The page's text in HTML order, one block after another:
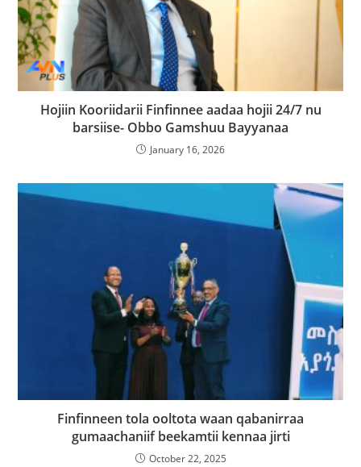
Hojiin Kooriidarii Finfinnee aadaa hojii 24/7 nu
barsiise- Obbo Gamshuu Bayyanaa
January 16, 2026
Finfinneen tola ooltota waan qabanirraa
gumaachaniif beekamtii kennaa jirti
October 22, 2025